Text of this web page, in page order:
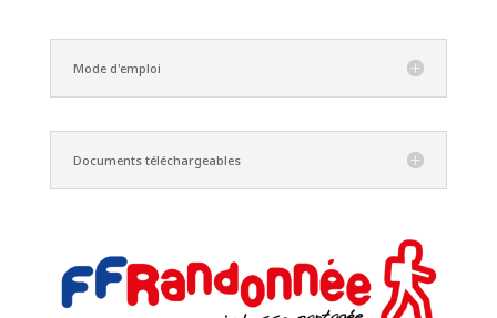
Mode d'emploi
Documents téléchargeables